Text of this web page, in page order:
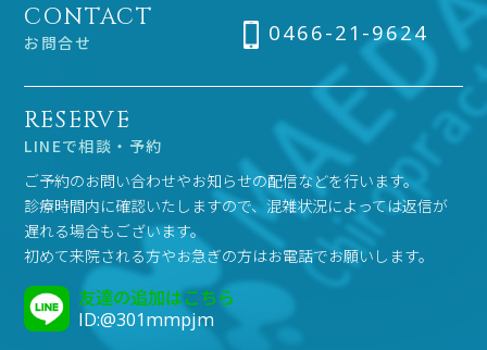
CONTACT
お問合せ 0466-21-9624
RESERVE
LINEで相談・予約
ご予約のお問い合わせやお知らせの配信などを行います。
診療時間内に確認いたしますので、混雑状況によっては返信が
遅れる場合もございます。
初めて来院される方やお急ぎの方はお電話でお願いします。
友達の追加はこちら
ID:@301mmpjm